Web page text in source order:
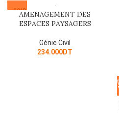
SOLD
OUT
AMENAGEMENT DES
ESPACES PAYSAGERS
Génie Civil
234.000DT